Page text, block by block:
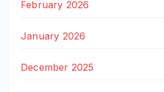
February 2026
January 2026
December 2025